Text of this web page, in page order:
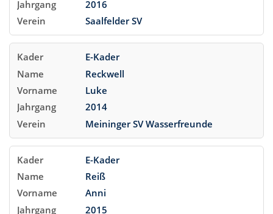
2016
Saalfelder SV
E-Kader
Reckwell
Luke
2014
Meininger SV Wasserfreunde
E-Kader
Reiß
Anni
2015